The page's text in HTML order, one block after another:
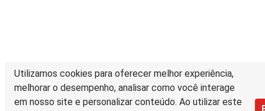
Utilizamos cookies para oferecer melhor experiência,
melhorar o desempenho, analisar como você interage
em nosso site e personalizar conteúdo. Ao utilizar este